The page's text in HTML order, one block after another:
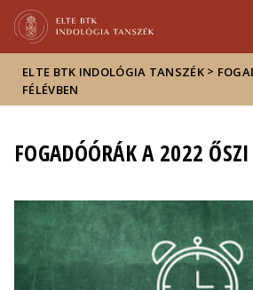
sajtóban
ELTE BTK INDOLÓGIA TANSZÉK >
FÉLÉVBEN
FOGADÓÓRÁK A 2022